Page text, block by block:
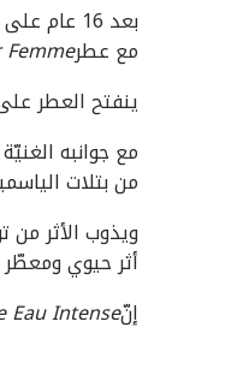
بعد 16 عام على إطلاق عطر
مع عطر
ينفتح العطر
مع جوانبه
من بتلات
ويذوب الأثر
أثر حيوي
إنّEau Intense